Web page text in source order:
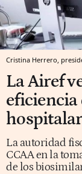
Cristina Herrero,
La Airef
eficiencia
La autoridad
CCAA en la
de los